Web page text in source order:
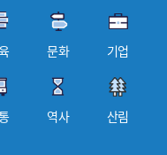
문화 기업
역사 산림